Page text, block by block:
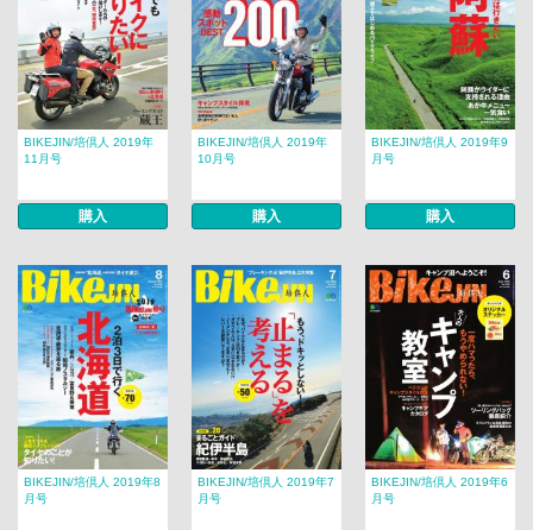
BIKEJIN/培倶人 2019年
11月号
購入
BIKEJIN/培倶人 2019年
10月号
購入
BIKEJIN/培倶人 2019年9
月号
購入
BIKEJIN/培倶人 2019年8
月号
BIKEJIN/培倶人 2019年7
月号
BIKEJIN/培倶人 2019年6
月号